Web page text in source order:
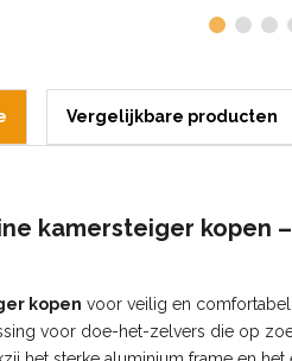
Vergelijkbare producten
kamersteiger kopen
kopen voor veilig en
voor doe-het-zelvers die op